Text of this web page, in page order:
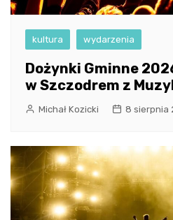
kultura wydarzenia
Dożynki Gminne
w Szczodrem z
Michał Kozicki 8 sierpnia